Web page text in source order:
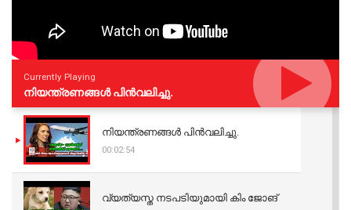
Currently Playing
നിയന്ത്രണങ്ങള്‍ പിന്‍വലിച്ചു.
നിയന്ത്രണങ്ങള്‍ പിന്‍വലിച്ചു.
00:02:54
വ്യത്യസ്ത നടപടിയുമായി കിം ജോങ്